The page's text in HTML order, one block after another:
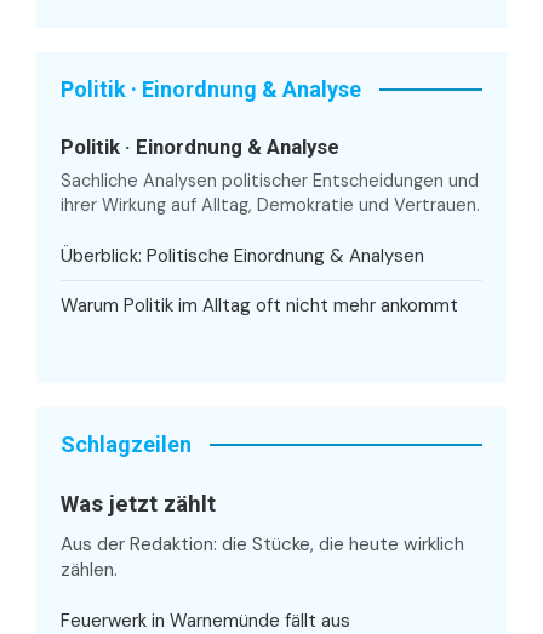
Politik · Einordnung & Analyse
Politik · Einordnung & Analyse
Sachliche Analysen politischer Entscheidungen und
ihrer Wirkung auf Alltag, Demokratie und Vertrauen.
Überblick: Politische Einordnung & Analysen
Warum Politik im Alltag oft nicht mehr ankommt
Schlagzeilen
Was jetzt zählt
Aus der Redaktion: die Stücke, die heute wirklich
zählen.
Feuerwerk in Warnemünde fällt aus